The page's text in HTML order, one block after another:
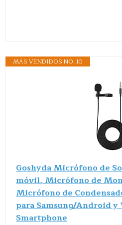
MÁS VENDIDOS NO. 10
Goshyda Micrófono de
móvil, Micrófono de
Micrófono de
para Samsung/Android
Smartphone